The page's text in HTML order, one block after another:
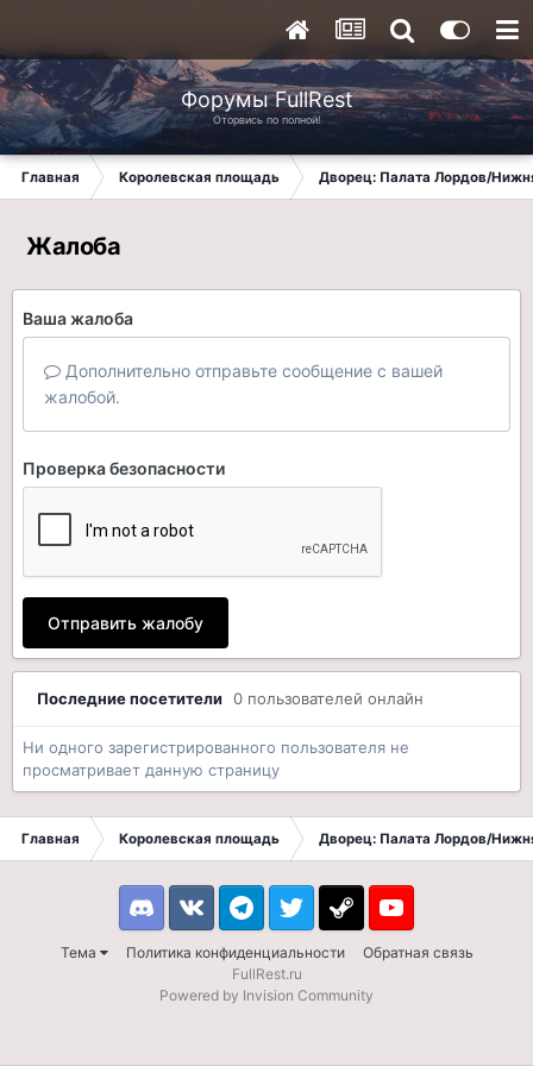
Форумы FullRest
Оторвись по полной!
Главная Королевская площадь Дворец: Палата Лордов/
Жалоба
Ваша жалоба
Дополнительно отправьте сообщение с вашей
жалобой.
Проверка безопасности
Отправить жалобу
Последние посетители 0 пользователей онлайн
Ни одного зарегистрированного пользователя не
просматривает данную страницу
Главная Королевская площадь Дворец: Палата Лордов/
Тема Политика конфиденциальности Обратная связь
DiscordVK TelegramTwitter Steam Youtube
FullRest.ru
Powered by Invision Community